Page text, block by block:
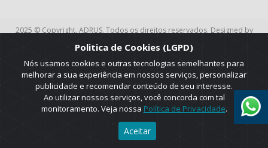
2025 © Copyright. ADRUS. Todos os direitos reservados. Designed by
Politica de Cookies (LGPD)
Nós usamos cookies e outras tecnologias semelhantes para
melhorar a sua experiência em nossos serviços, personalizar
publicidade e recomendar conteúdo de seu interesse.
Ao utilizar nossos serviços, você concorda com tal
monitoramento. Veja nossa Política de Privacidade.
Aceitar